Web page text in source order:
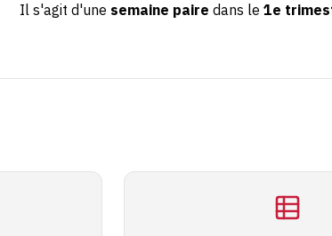
Il s'agit d'une semaine paire dans le 1e